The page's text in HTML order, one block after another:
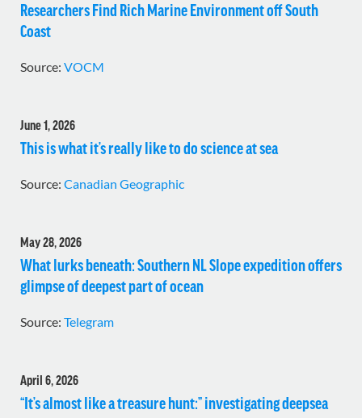
Researchers Find Rich Marine Environment off South
Coast
Source: VOCM
June 1, 2026
This is what it’s really like to do science at sea
Source: Canadian Geographic
May 28, 2026
What lurks beneath: Southern NL Slope expedition offers
glimpse of deepest part of ocean
Source: Telegram
April 6, 2026
“It’s almost like a treasure hunt:” investigating deepsea